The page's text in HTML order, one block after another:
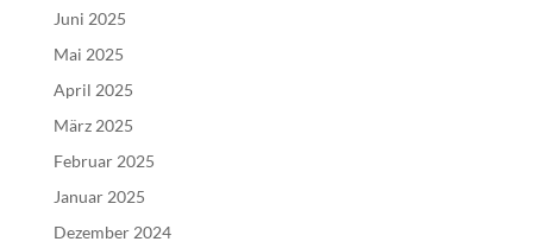
Juni 2025
Mai 2025
April 2025
März 2025
Februar 2025
Januar 2025
Dezember 2024